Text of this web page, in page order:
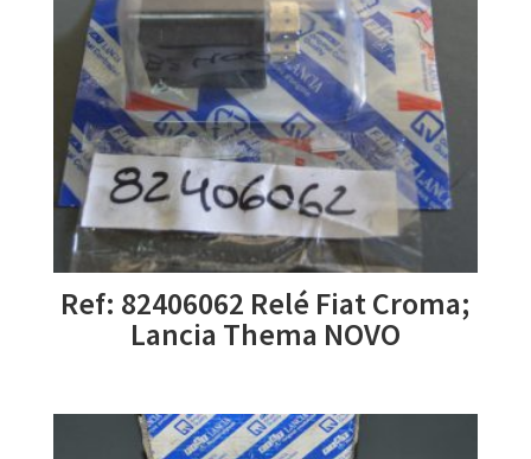
Ref: 82406062 Relé Fiat Croma;
Lancia Thema NOVO